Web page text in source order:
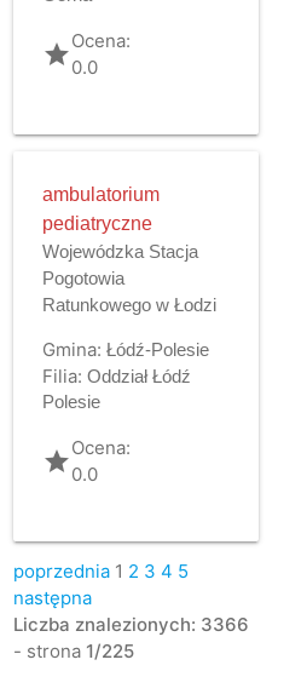
gradeOcena:
0.0
ambulatorium
pediatryczne
Wojewódzka Stacja
Pogotowia
Ratunkowego w Łodzi
Gmina: Łódź-Polesie
Filia: Oddział Łódź
Polesie
gradeOcena:
0.0
poprzednia 1 2 3 4 5
następna
Liczba znalezionych: 3366
- strona 1/225